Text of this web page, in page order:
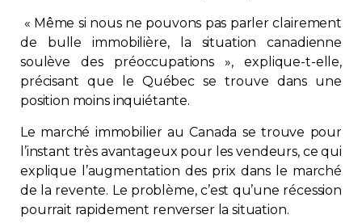
Rabais APQ
App APQ
Médias
FAQ
« Même si nous ne pouvons pas parler clairement
de bulle immobilière, la situation canadienne
soulève des préoccupations », explique-t-elle,
précisant que le Québec se trouve dans une
position moins inquiétante.
Le marché immobilier au Canada se trouve pour
l’instant très avantageux pour les vendeurs, ce qui
explique l’augmentation des prix dans le marché
de la revente. Le problème, c’est qu’une récession
pourrait rapidement renverser la situation.